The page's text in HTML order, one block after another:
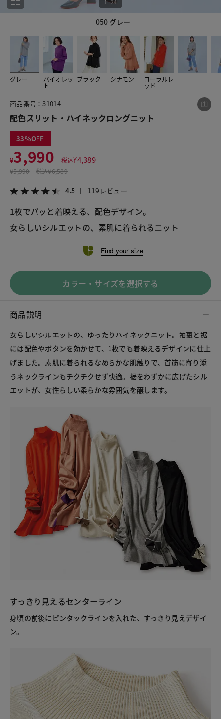
050 グレー
1|24
グレー バイオレッ
ト
ブラック シナモン コーラルレ
ッド
商品番号：31014
配色スリット・ハイネックロングニット
33
¥3,990 税込¥4,389
¥5,990 税込¥6,589
4.5 119レビュー
1枚でパッと着映える、配色デザイン。
女らしいシルエットの、素肌に着られるニット
Find your size
カラー・サイズを選択する
商品説明
女らしいシルエットの、ゆったりハイネックニット。袖裏と裾
には配色やボタンを効かせて、1枚でも着映えるデザインに仕上
げました。素肌に着られるなめらかな肌触りで、首筋に寄り添
うネックラインもチクチクせず快適。裾をわずかに広げたシル
エットが、女性らしい柔らかな雰囲気を醸します。
すっきり見えるセンターライン
身頃の前後にピンタックラインを入れた、すっきり見えデザイ
ン。
この商品をシェアする
¥3,990
税込¥4,389
LINE X メール